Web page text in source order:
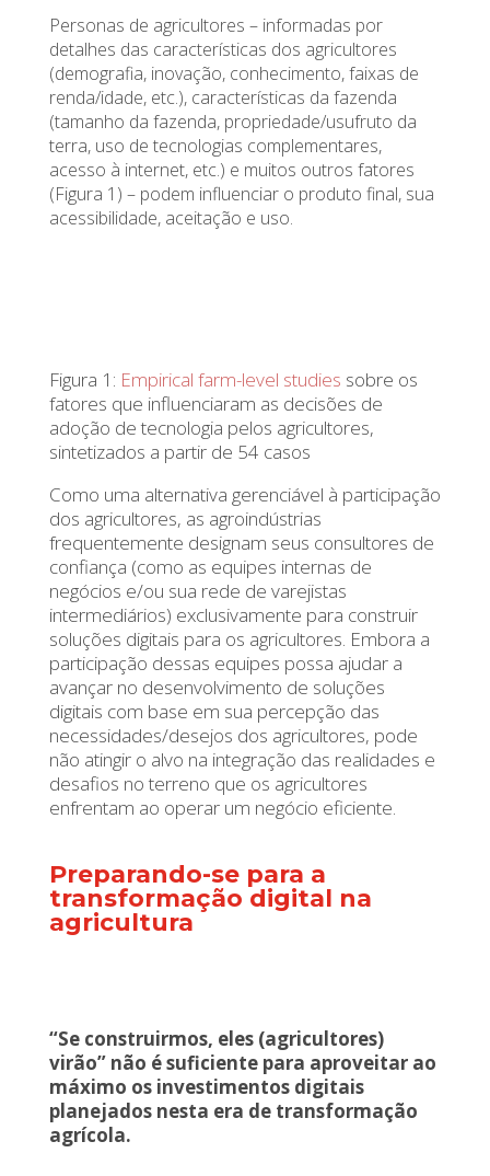
Personas de agricultores – informadas por
detalhes das características dos agricultores
(demografia, inovação, conhecimento, faixas de
renda/idade, etc.), características da fazenda
(tamanho da fazenda, propriedade/usufruto da
terra, uso de tecnologias complementares,
acesso à internet, etc.) e muitos outros fatores
(Figura 1) – podem influenciar o produto final, sua
acessibilidade, aceitação e uso.
Figura 1: Empirical farm-level studies sobre os
fatores que influenciaram as decisões de
adoção de tecnologia pelos agricultores,
sintetizados a partir de 54 casos
Como uma alternativa gerenciável à participação
dos agricultores, as agroindústrias
frequentemente designam seus consultores de
confiança (como as equipes internas de
negócios e/ou sua rede de varejistas
intermediários) exclusivamente para construir
soluções digitais para os agricultores. Embora a
participação dessas equipes possa ajudar a
avançar no desenvolvimento de soluções
digitais com base em sua percepção das
necessidades/desejos dos agricultores, pode
não atingir o alvo na integração das realidades e
desafios no terreno que os agricultores
enfrentam ao operar um negócio eficiente.
Preparando-se para a
transformação digital na
agricultura
“Se construirmos, eles (agricultores)
virão” não é suficiente para aproveitar ao
máximo os investimentos digitais
planejados nesta era de transformação
agrícola.